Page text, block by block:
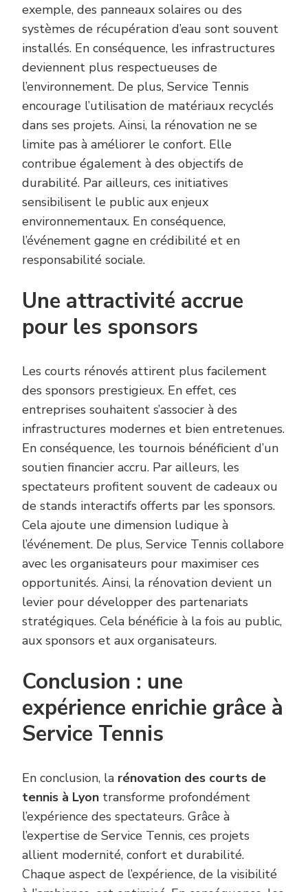
exemple, des panneaux solaires ou des
systèmes de récupération d’eau sont souvent
installés. En conséquence, les infrastructures
deviennent plus respectueuses de
l’environnement. De plus, Service Tennis
encourage l’utilisation de matériaux recyclés
dans ses projets. Ainsi, la rénovation ne se
limite pas à améliorer le confort. Elle
contribue également à des objectifs de
durabilité. Par ailleurs, ces initiatives
sensibilisent le public aux enjeux
environnementaux. En conséquence,
l’événement gagne en crédibilité et en
responsabilité sociale.
Une attractivité accrue
pour les sponsors
Les courts rénovés attirent plus facilement
des sponsors prestigieux. En effet, ces
entreprises souhaitent s’associer à des
infrastructures modernes et bien entretenues.
En conséquence, les tournois bénéficient d’un
soutien financier accru. Par ailleurs, les
spectateurs profitent souvent de cadeaux ou
de stands interactifs offerts par les sponsors.
Cela ajoute une dimension ludique à
l’événement. De plus, Service Tennis collabore
avec les organisateurs pour maximiser ces
opportunités. Ainsi, la rénovation devient un
levier pour développer des partenariats
stratégiques. Cela bénéficie à la fois au public,
aux sponsors et aux organisateurs.
Conclusion : une
expérience enrichie grâce à
Service Tennis
En conclusion, la rénovation des courts de
tennis à Lyon transforme profondément
l’expérience des spectateurs. Grâce à
l’expertise de Service Tennis, ces projets
allient modernité, confort et durabilité.
Chaque aspect de l’expérience, de la visibilité